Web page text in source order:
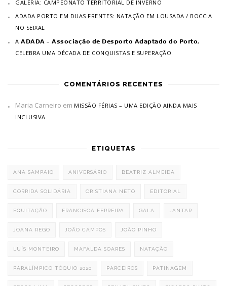
GALERIA: CAMPEONATO TERRITORIAL DE INVERNO
ADADA PORTO EM DUAS FRENTES: NATAÇÃO EM LOUSADA / BOCCIA
NO SEIXAL
A 𝗔𝗗𝗔𝗗𝗔 – 𝗔𝘀𝘀𝗼𝗰𝗶𝗮𝗰̧𝗮̃𝗼 𝗱𝗲 𝗗𝗲𝘀𝗽𝗼𝗿𝘁𝗼 𝗔𝗱𝗮𝗽𝘁𝗮𝗱𝗼 𝗱𝗼 𝗣𝗼𝗿𝘁𝗼,
CELEBRA UMA DÉCADA DE CONQUISTAS E SUPERAÇÃO.
COMENTÁRIOS RECENTES
Maria Carneiro em MISSÃO FÉRIAS – UMA EDIÇÃO AINDA MAIS
INCLUSIVA
ETIQUETAS
ANA SAMPAIO ANIVERSÁRIO BEATRIZ ALMEIDA
CORRIDA SOLIDÁRIA CRISTIANA NETO EDITORIAL
EQUITAÇÃO FRANCISCA FERREIRA GALA JANTAR
JOANA REGO JOÃO CAMPOS JOÃO PINHO
LUÍS MONTEIRO MAFALDA SOARES NATAÇÃO
PARALÍMPICO TÓQUIO 2020 PARCEIROS PATINAGEM